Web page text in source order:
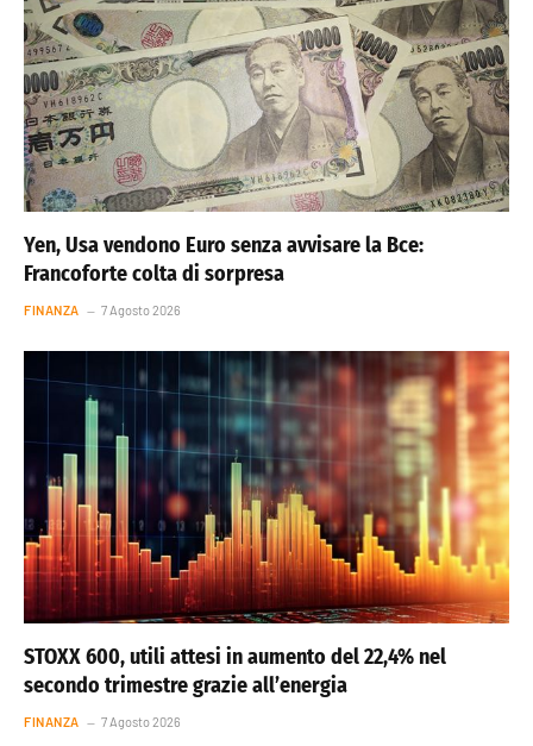
Yen, Usa vendono Euro senza avvisare la Bce:
Francoforte colta di sorpresa
FINANZA 7 Agosto 2026
STOXX 600, utili attesi in aumento del 22,4% nel
secondo trimestre grazie all’energia
FINANZA 7 Agosto 2026